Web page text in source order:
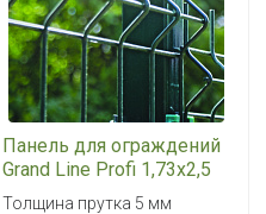
Панель для ограждений
Grand Line Profi 1,73x2,5
RAL 6005 (зеленый)
Толщина прутка 5 мм